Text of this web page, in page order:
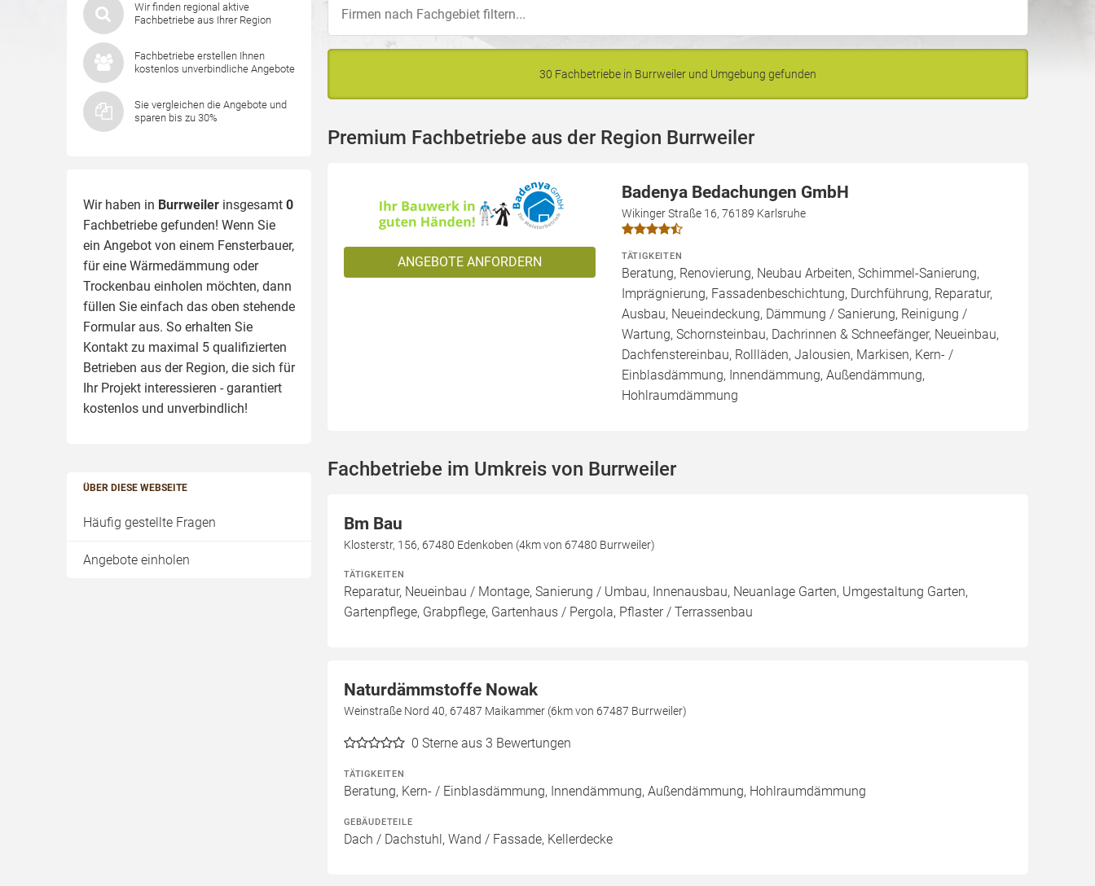
Wir finden regional aktive
Fachbetriebe aus Ihrer Region
Fachbetriebe erstellen Ihnen
kostenlos unverbindliche Angebote
Sie vergleichen die Angebote und
sparen bis zu 30%
Wir haben in Burrweiler insgesamt 0
Fachbetriebe gefunden! Wenn Sie
ein Angebot von einem Fensterbauer,
für eine Wärmedämmung oder
Trockenbau einholen möchten, dann
füllen Sie einfach das oben stehende
Formular aus. So erhalten Sie
Kontakt zu maximal 5 qualifizierten
Betrieben aus der Region, die sich für
Ihr Projekt interessieren - garantiert
kostenlos und unverbindlich!
ÜBER DIESE WEBSEITE
Häufig gestellte Fragen
Angebote einholen
30 Fachbetriebe in Burrweiler und Umgebung gefunden
Premium Fachbetriebe aus der Region Burrweiler
ANGEBOTE ANFORDERN
Badenya Bedachungen GmbH
Wikinger Straße 16, 76189 Karlsruhe
TÄTIGKEITEN
Beratung, Renovierung, Neubau Arbeiten, Schimmel-Sanierung,
Imprägnierung, Fassadenbeschichtung, Durchführung, Reparatur,
Ausbau, Neueindeckung, Dämmung / Sanierung, Reinigung /
Wartung, Schornsteinbau, Dachrinnen & Schneefänger, Neueinbau,
Dachfenstereinbau, Rollläden, Jalousien, Markisen, Kern- /
Einblasdämmung, Innendämmung, Außendämmung,
Hohlraumdämmung
Fachbetriebe im Umkreis von Burrweiler
Bm Bau
Klosterstr, 156, 67480 Edenkoben (4km von 67480 Burrweiler)
TÄTIGKEITEN
Reparatur, Neueinbau / Montage, Sanierung / Umbau, Innenausbau, Neuanlage Garten, Umgestaltung Garten,
Gartenpflege, Grabpflege, Gartenhaus / Pergola, Pflaster / Terrassenbau
Naturdämmstoffe Nowak
Weinstraße Nord 40, 67487 Maikammer (6km von 67487 Burrweiler)
0 Sterne aus 3 Bewertungen
TÄTIGKEITEN
Beratung, Kern- / Einblasdämmung, Innendämmung, Außendämmung, Hohlraumdämmung
GEBÄUDETEILE
Dach / Dachstuhl, Wand / Fassade, Kellerdecke